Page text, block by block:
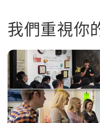
我們重視你